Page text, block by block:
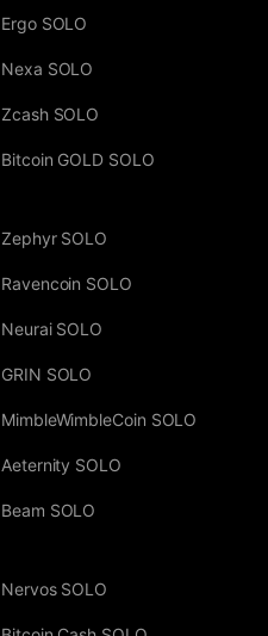
Ergo SOLO
Nexa SOLO
Zcash SOLO
Bitcoin GOLD SOLO
Zephyr SOLO
Ravencoin SOLO
Neurai SOLO
GRIN SOLO
MimbleWimbleCoin SOLO
Aeternity SOLO
Beam SOLO
Nervos SOLO